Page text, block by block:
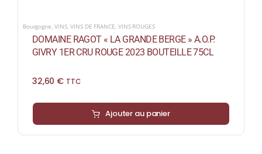
Bourgogne,VINS,VINS DE FRANCE,VINS ROUGES
DOMAINE RAGOT « LA GRANDE BERGE » A.O.P.
GIVRY 1ER CRU ROUGE 2023 BOUTEILLE 75CL
32,60 € TTC
Ajouter au panier